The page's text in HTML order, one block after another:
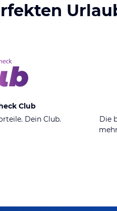
Club
Dein Club.
Die